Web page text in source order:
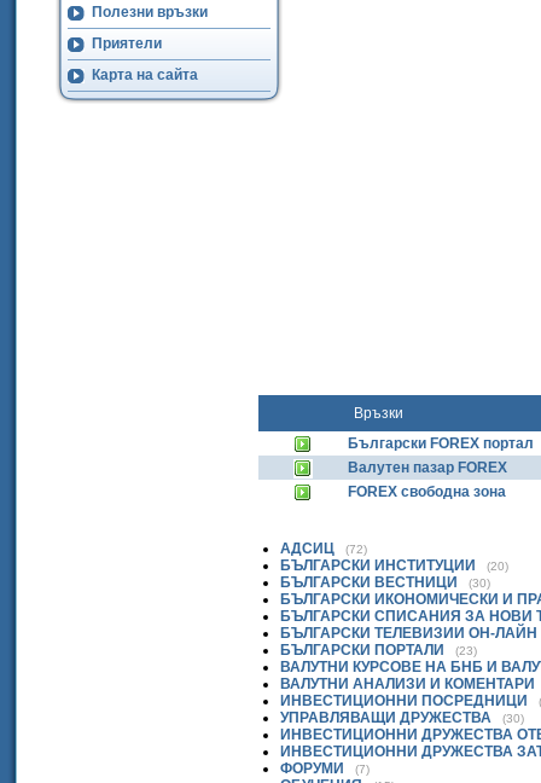
Полезни връзки
Приятели
Карта на сайта
Връзки
Български FOREX портал
Валутен пазар FOREX
FOREX свободна зона
АДСИЦ (72)
БЪЛГАРСКИ ИНСТИТУЦИИ (20)
БЪЛГАРСКИ ВЕСТНИЦИ (30)
БЪЛГАРСКИ ИКОНОМИЧЕСКИ И
БЪЛГАРСКИ СПИСАНИЯ ЗА НОВИ
БЪЛГАРСКИ ТЕЛЕВИЗИИ ОН-ЛАЙН
БЪЛГАРСКИ ПОРТАЛИ
(23)
ВАЛУТНИ КУРСОВЕ НА БНБ И
ВАЛУТНИ АНАЛИЗИ И КОМЕНТАРИ
ИНВЕСТИЦИОННИ ПОСРЕДНИЦИ
УПРАВЛЯВАЩИ ДРУЖЕСТВА (30)
ИНВЕСТИЦИОННИ ДРУЖЕСТВА
ИНВЕСТИЦИОННИ ДРУЖЕСТВА
ФОРУМИ
(7)